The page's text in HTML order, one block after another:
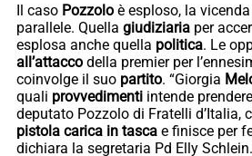
Il caso Pozzolo è esploso, la
parallele. Quella giudiziaria per
esplosa anche quella politica. Le
all’attacco della premier per
coinvolge il suo partito. “Giorgia
quali provvedimenti intende
deputato Pozzolo di Fratelli d’Italia,
pistola carica in tasca e finisce per
dichiara la segretaria Pd Elly